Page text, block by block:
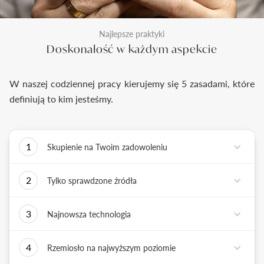
Najlepsze praktyki
Doskonałość w każdym aspekcie
W naszej codziennej pracy kierujemy się 5 zasadami, które
definiują to kim jesteśmy.
1
Skupienie na Twoim zadowoleniu
zadanie - dostarczyć Ci biżuterię i doświadczenie,
2
Tylko sprawdzone źródła
sprawdzonych źródłach pochodzenia i
potwierdzone jest wieloletnią obecnością na rynku.
3
Najnowsza technologia
złotniczego z możliwościami najnowszych
4
Rzemiosło na najwyższym poziomie